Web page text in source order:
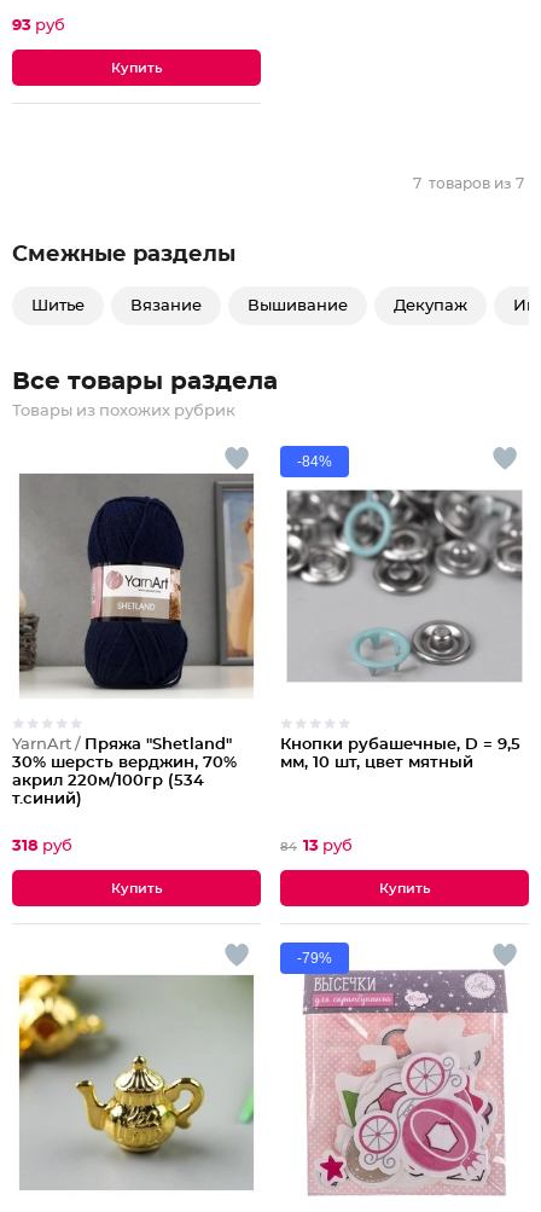
93 руб
7 товаров из 7
Смежные разделы
Шитье Вязание Вышивание Декупаж
Все товары раздела
Товары из похожих рубрик
YarnArt / Пряжа "Shetland"
30% шерсть верджин, 70%
акрил 220м/100гр (534
т.синий)
318 руб
-84%
Кнопки рубашечные, D = 9,5
мм, 10 шт, цвет мятный
84 13 руб
-79%